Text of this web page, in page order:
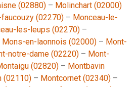
(02880) – Molinchart (02000)
(02270) – Monceau-le-
les-leups (02270) –
Mons-en-laonnois (02000) – Mont-
notre-dame (02220) – Mont-
(02820) – Montbavin
(02110) – Montcornet (02340) –